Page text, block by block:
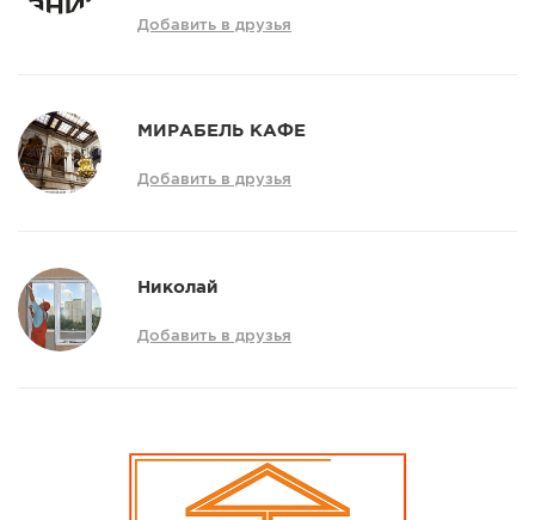
Добавить в друзья
МИРАБЕЛЬ КАФЕ
Добавить в друзья
Николай
Добавить в друзья